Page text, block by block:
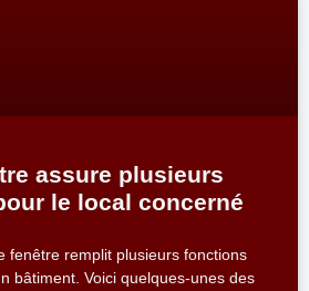
assure plusieurs
le local concerné
fenêtre remplit plusieurs fonctions
bâtiment. Voici quelques-unes des